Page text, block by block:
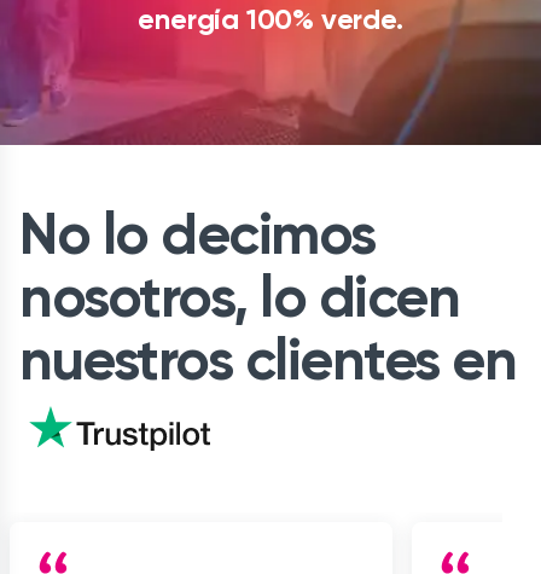
energía 100% verde.
No lo decimos
nosotros, lo dicen
nuestros clientes en